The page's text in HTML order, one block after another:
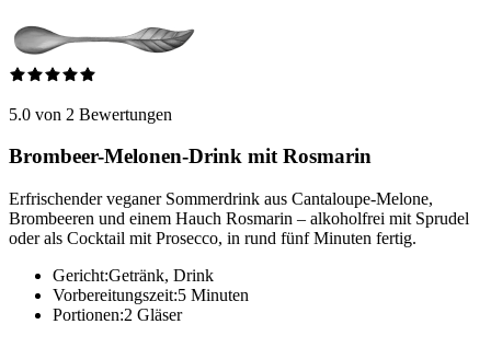
5.0 von 2 Bewertungen
Brombeer-Melonen-Drink mit Rosmarin
Erfrischender veganer Sommerdrink aus Cantaloupe-Melone,
Brombeeren und einem Hauch Rosmarin – alkoholfrei mit Sprudel
oder als Cocktail mit Prosecco, in rund fünf Minuten fertig.
Gericht:Getränk, Drink
Vorbereitungszeit:5 Minuten
Portionen:2 Gläser